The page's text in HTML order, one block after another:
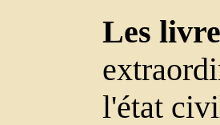
Les
l'état